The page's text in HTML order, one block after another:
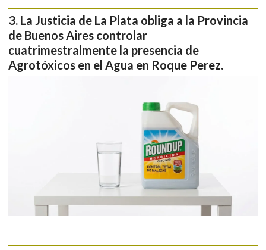
La Justicia de La Plata obliga a la Provincia
de Buenos Aires controlar
cuatrimestralmente la presencia de
Agrotóxicos en el Agua en Roque Perez.